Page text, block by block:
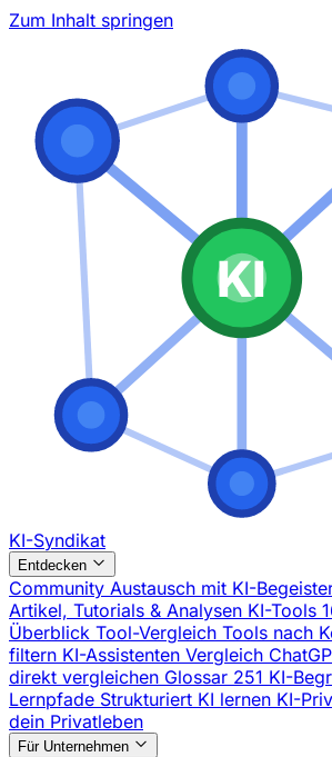
Zum Inhalt springen
KI
KI-Syndikat
Entdecken
Community Austausch mit KI-
Artikel, Tutorials & Analysen KI-Tools
Überblick Tool-Vergleich Tools nach
filtern KI-Assistenten Vergleich
direkt vergleichen Glossar 251 KI-
Lernpfade Strukturiert KI lernen KI-
dein Privatleben
Für Unternehmen